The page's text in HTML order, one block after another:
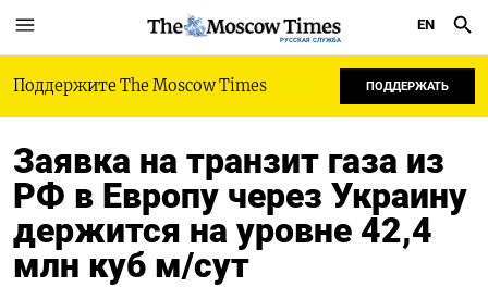
РУССКАЯ СЛУЖБА
EN
Поддержите The Moscow Times ПОДДЕРЖАТЬ
Заявка на транзит газа из
РФ в Европу через Украину
держится на уровне 42,4
млн куб м/сут